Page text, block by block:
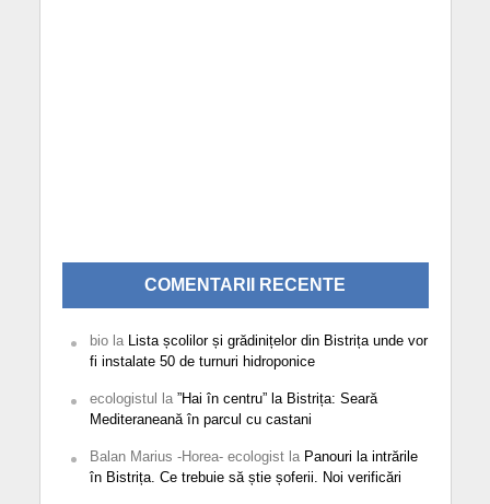
COMENTARII RECENTE
biola
Lista școlilor și grădinițelor din Bistrița unde vor
fi instalate 50 de turnuri hidroponice
ecologistul la ”Hai în centru” la Bistrița: Seară
Mediteraneană în parcul cu castani
Balan Marius -Horea- ecologistla Panouri la intrările
în Bistrița. Ce trebuie să știe șoferii. Noi verificări